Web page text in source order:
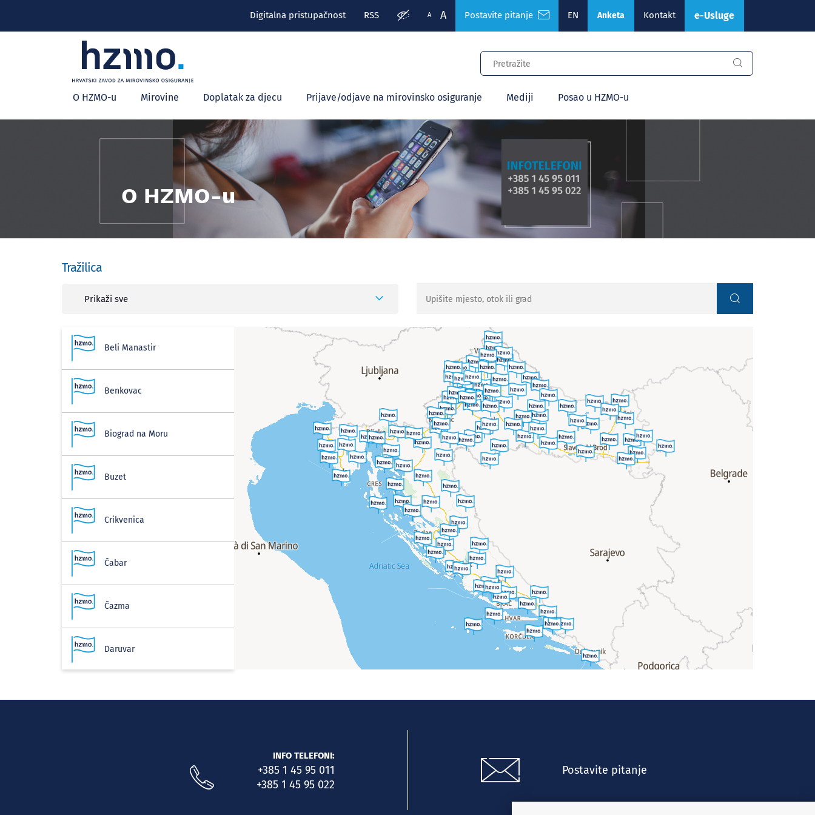
Digitalna pristupačnost RSS A A Postavite pitanje EN Anketa Kontakt e-Usluge
Glavni
izbornik
O HZMO-u Mirovine Doplatak za djecu Prijave/odjave na mirovinsko osiguranje Mediji Posao u HZMO-u
O HZMO-u
Tražilica
Prikaži sve
Beli Manastir
Benkovac
Biograd na Moru
Buzet
Crikvenica
Čabar
Čazma
Daruvar
INFO TELEFONI:
+385 1 45 95 011
+385 1 45 95 022
Postavite pitanje